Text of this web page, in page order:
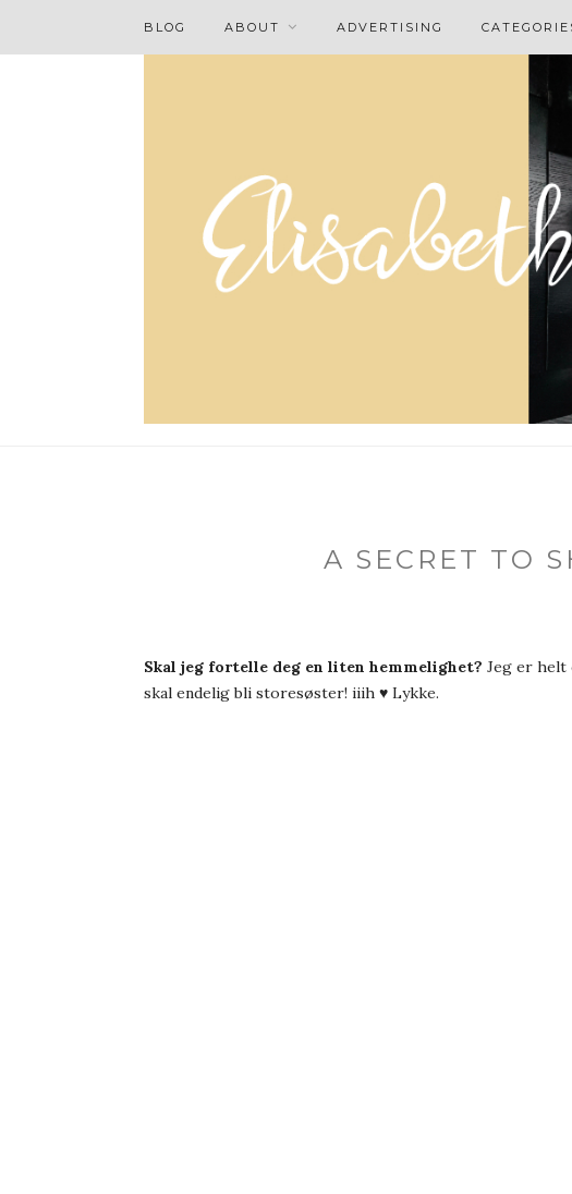
BLOG ABOUT ADVERTISING
A SECRET TO
Skal jeg fortelle deg en liten hemmelighet? Jeg er helt
skal endelig bli storesøster! iiih ♥ Lykke.